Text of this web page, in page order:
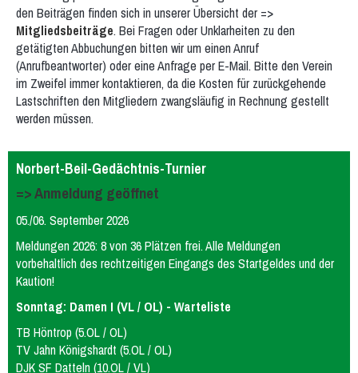
den Beiträgen finden sich in unserer Übersicht der =>
Mitgliedsbeiträge. Bei Fragen oder Unklarheiten zu den
getätigten Abbuchungen bitten wir um einen Anruf
(Anrufbeantworter) oder eine Anfrage per E-Mail. Bitte den Verein
im Zweifel immer kontaktieren, da die Kosten für zurückgehende
Lastschriften den Mitgliedern zwangsläufig in Rechnung gestellt
werden müssen.
Norbert-Beil-Gedächtnis-Turnier
=> Anmeldung geöffnet
05./06. September 2026
Meldungen 2026: 8 von 36 Plätzen frei. Alle Meldungen
vorbehaltlich des rechtzeitigen Eingangs des Startgeldes und der
Kaution!
Sonntag: Damen I (VL / OL) - Warteliste
TB Höntrop (5.OL / OL)
TV Jahn Königshardt (5.OL / OL)
DJK SF Datteln (10.OL / VL)